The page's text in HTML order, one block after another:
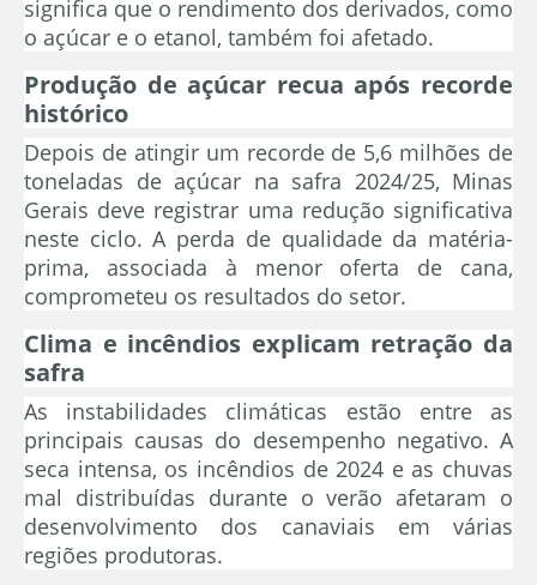
significa que o rendimento dos derivados, como
o açúcar e o etanol, também foi afetado.
Produção de açúcar recua após recorde
histórico
Depois de atingir um recorde de 5,6 milhões de
toneladas de açúcar na safra 2024/25, Minas
Gerais deve registrar uma redução significativa
neste ciclo. A perda de qualidade da matéria-
prima, associada à menor oferta de cana,
comprometeu os resultados do setor.
Clima e incêndios explicam retração da
safra
As instabilidades climáticas estão entre as
principais causas do desempenho negativo. A
seca intensa, os incêndios de 2024 e as chuvas
mal distribuídas durante o verão afetaram o
desenvolvimento dos canaviais em várias
regiões produtoras.